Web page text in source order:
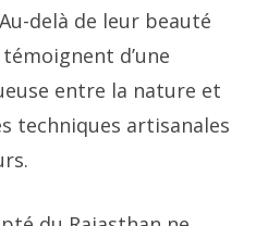
delà de leur beauté
d’une
entre la nature et
techniques artisanales